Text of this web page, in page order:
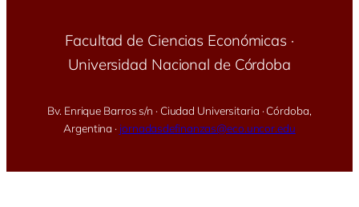
Facultad de Ciencias Económicas ·
Universidad Nacional de Córdoba
Bv. Enrique Barros s/n · Ciudad Universitaria · Córdoba,
Argentina · jornadasdefinanzas@eco.uncor.edu